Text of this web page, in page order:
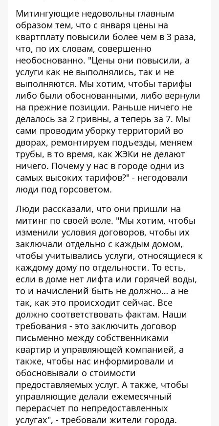
Митингующие недовольны главным
образом тем, что с января цены на
квартплату повысили более чем в 3 раза,
что, по их словам, совершенно
необоснованно. "Цены они повысили, а
услуги как не выполнялись, так и не
выполняются. Мы хотим, чтобы тарифы
либо были обоснованными, либо вернули
на прежние позиции. Раньше ничего не
делалось за 2 гривны, а теперь за 7. Мы
сами проводим уборку территорий во
дворах, ремонтируем подъезды, меняем
трубы, в то время, как ЖЭКи не делают
ничего. Почему у нас в городе одни из
самых высоких тарифов?" - негодовали
люди под горсоветом.
Люди рассказали, что они пришли на
митинг по своей воле. "Мы хотим, чтобы
изменили условия договоров, чтобы их
заключали отдельно с каждым домом,
чтобы учитывались услуги, относящиеся к
каждому дому по отдельности. То есть,
если в доме нет лифта или горячей воды,
то и начислений быть не должно… а не
так, как это происходит сейчас. Все
должно соответствовать фактам. Наши
требования - это заключить договор
письменно между собственниками
квартир и управляющей компанией, а
также, чтобы нас информировали и
обосновывали о стоимости
предоставляемых услуг. А также, чтобы
управляющие делали ежемесячный
перерасчет по непредоставленных
услугах", - требовали жители города.